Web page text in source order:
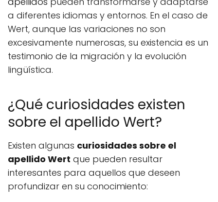
a diferentes idiomas y entornos. En el caso de
Wert, aunque las variaciones no son
excesivamente numerosas, su existencia es un
testimonio de la migración y la evolución
lingüística.
¿Qué curiosidades existen
sobre el apellido Wert?
Existen algunas curiosidades sobre el
apellido Wert que pueden resultar
interesantes para aquellos que deseen
profundizar en su conocimiento: